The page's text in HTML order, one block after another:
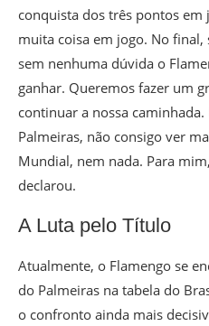
conquista dos três pontos em
muita coisa em jogo. No
sem nenhuma dúvida o
ganhar. Queremos fazer um
continuar a nossa
Palmeiras, não consigo ver
Mundial, nem nada. Para
declarou.
A Luta pelo Título
Atualmente, o Flamengo se
do Palmeiras na tabela do
o confronto ainda mais